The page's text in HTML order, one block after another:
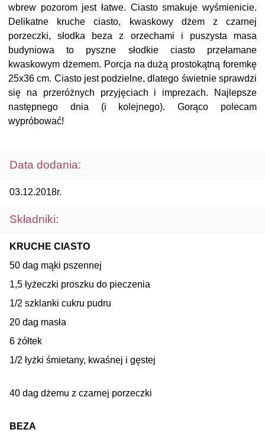
wbrew pozorom jest łatwe. Ciasto smakuje wyśmienicie.
Delikatne kruche ciasto, kwaskowy dżem z czarnej
porzeczki, słodka beza z orzechami i puszysta masa
budyniowa to pyszne słodkie ciasto przełamane
kwaskowym dżemem. Porcja na dużą prostokątną foremkę
25x36 cm. Ciasto jest podzielne, dlatego świetnie sprawdzi
się na przeróżnych przyjęciach i imprezach. Najlepsze
następnego dnia (i kolejnego). Gorąco polecam
wypróbować!
Data dodania:
03.12.2018r.
Składniki:
KRUCHE CIASTO
50 dag mąki pszennej
1,5 łyżeczki proszku do pieczenia
1/2 szklanki cukru pudru
20 dag masła
6 żółtek
1/2 łyżki śmietany, kwaśnej i gęstej
40 dag dżemu z czarnej porzeczki
BEZA